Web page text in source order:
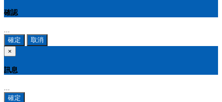
確認
...
確定
取消
×
訊息
確定